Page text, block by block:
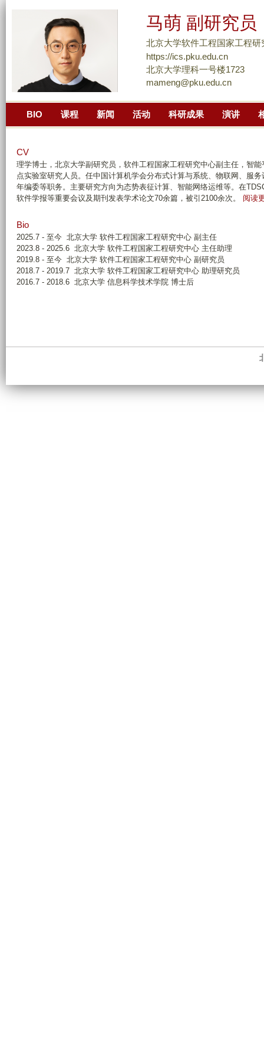
转
到
主
内
部
分
马萌 副研究员
北京大学软件工程国家工程
https://ics.pku.edu.cn
北京大学理科一号楼1723
mameng@pku.edu.cn
BIO 课程 新闻 活动 科研成果 演讲
CV
理学博士，北京大学副研究员，软件工程国家工程研究中心副主任，智
点实验室研究人员。任中国计算机学会分布式计算与系统、物联网、服
年编委等职务。主要研究方向为态势表征计算、智能网络运维等。在
软件学报等重要会议及期刊发表学术论文70余篇，被引 2100余次。 阅读
Bio
2025.7 - 至今 北京大学 软件工程国家工程研究中心 副主任
2023.8 - 2025.6 北京大学 软件工程国家工程研究中心 主任助理
2019.8 - 至今 北京大学 软件工程国家工程研究中心 副研究员
2018.7 - 2019.7 北京大学 软件工程国家工程研究中心 助理研究员
2016.7 - 2018.6 北京大学 信息科学技术学院 博士后